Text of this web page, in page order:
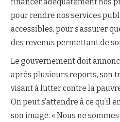
pour rendre nos services
accessibles, pour s’assurer
des revenus permettant de
Le gouvernement doit
après plusieurs reports, son
visant à lutter contre la
On peut s’attendre à ce qu’il
son image. « Nous ne